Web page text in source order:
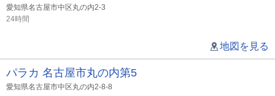
愛知県名古屋市中区丸の内2-3
24時間
地図を見る
パラカ 名古屋市丸の内第5
愛知県名古屋市中区丸の内2-8-8